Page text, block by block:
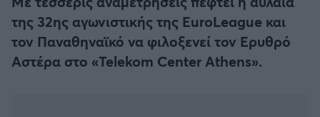
Βόλος
Ατρόμητος Αθηνών
της 32ης αγωνιστικής της EuroLeague και
τον Παναθηναϊκό να φιλοξενεί τον Ερυθρό
Αστέρα στο «Telekom Center Athens».